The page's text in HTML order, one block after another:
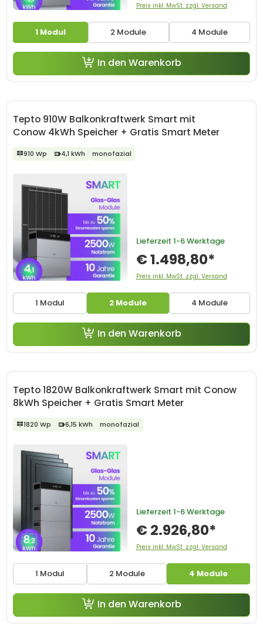
1 Modul 2 Module 4 Module
Preis inkl. MwSt. zzgl. Versand
In den Warenkorb
Tepto 910W Balkonkraftwerk Smart mit
Conow 4kWh Speicher + Gratis Smart Meter
910 Wp 4,1 kWh monofazial
1 Modul 2 Module 4 Module
Lieferzeit 1-6 Werktage
€ 1.498,80*
Preis inkl. MwSt. zzgl. Versand
In den Warenkorb
Tepto 1820W Balkonkraftwerk Smart mit Conow
8kWh Speicher + Gratis Smart Meter
1820 Wp 6,15 kWh monofazial
1 Modul 2 Module 4 Module
Lieferzeit 1-6 Werktage
€ 2.926,80*
Preis inkl. MwSt. zzgl. Versand
In den Warenkorb